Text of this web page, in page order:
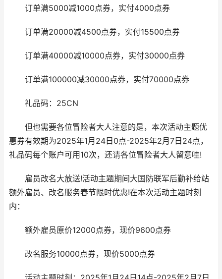
订单满5000减1000点券，实付4000点券
订单满20000减4500点券，实付15500点券
订单满40000减10000点券，实付30000点券
订单满100000减30000点券，实付70000点券
礼品码：25CN
但也需要各位冒险者大人注意的是，本次活动主题优
惠券有效期为2025年1月24日0点-2025年2月7日24点，
礼品码每个账户可用10次，还请各位冒险者大人留意哇!
雇员改名大放送!活动主题期间大国防联军后勤补给站
额外雇员、改名服务春节限时优惠!在本次活动主题时刻
内：
额外雇员原价12000点券，现价9600点券
改名服务10000点券，现价5000点券